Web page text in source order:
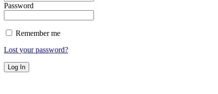
Password
Remember me
Lost your password?